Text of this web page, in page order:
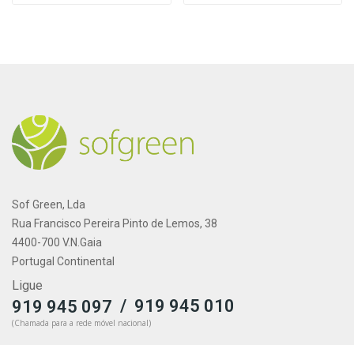
Sof Green, Lda
Rua Francisco Pereira Pinto de Lemos, 38
4400-700 V.N.Gaia
Portugal Continental
Ligue
919 945 097 / 919 945 010
(Chamada para a rede móvel nacional)